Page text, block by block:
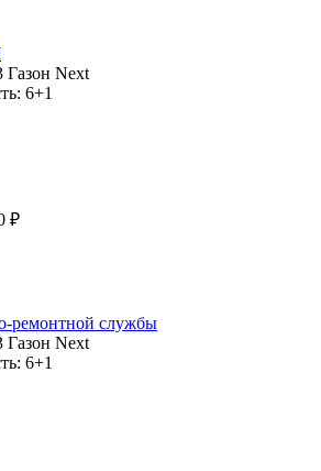
Газон Next
6+1
₽
ремонтной службы
Газон Next
6+1